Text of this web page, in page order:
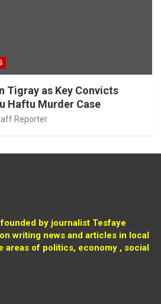
Tigray as Key Convicts
Haftu Murder Case
Reporter
by journalist Tesfaye
writing news and articles in local
areas of politics, economy , social